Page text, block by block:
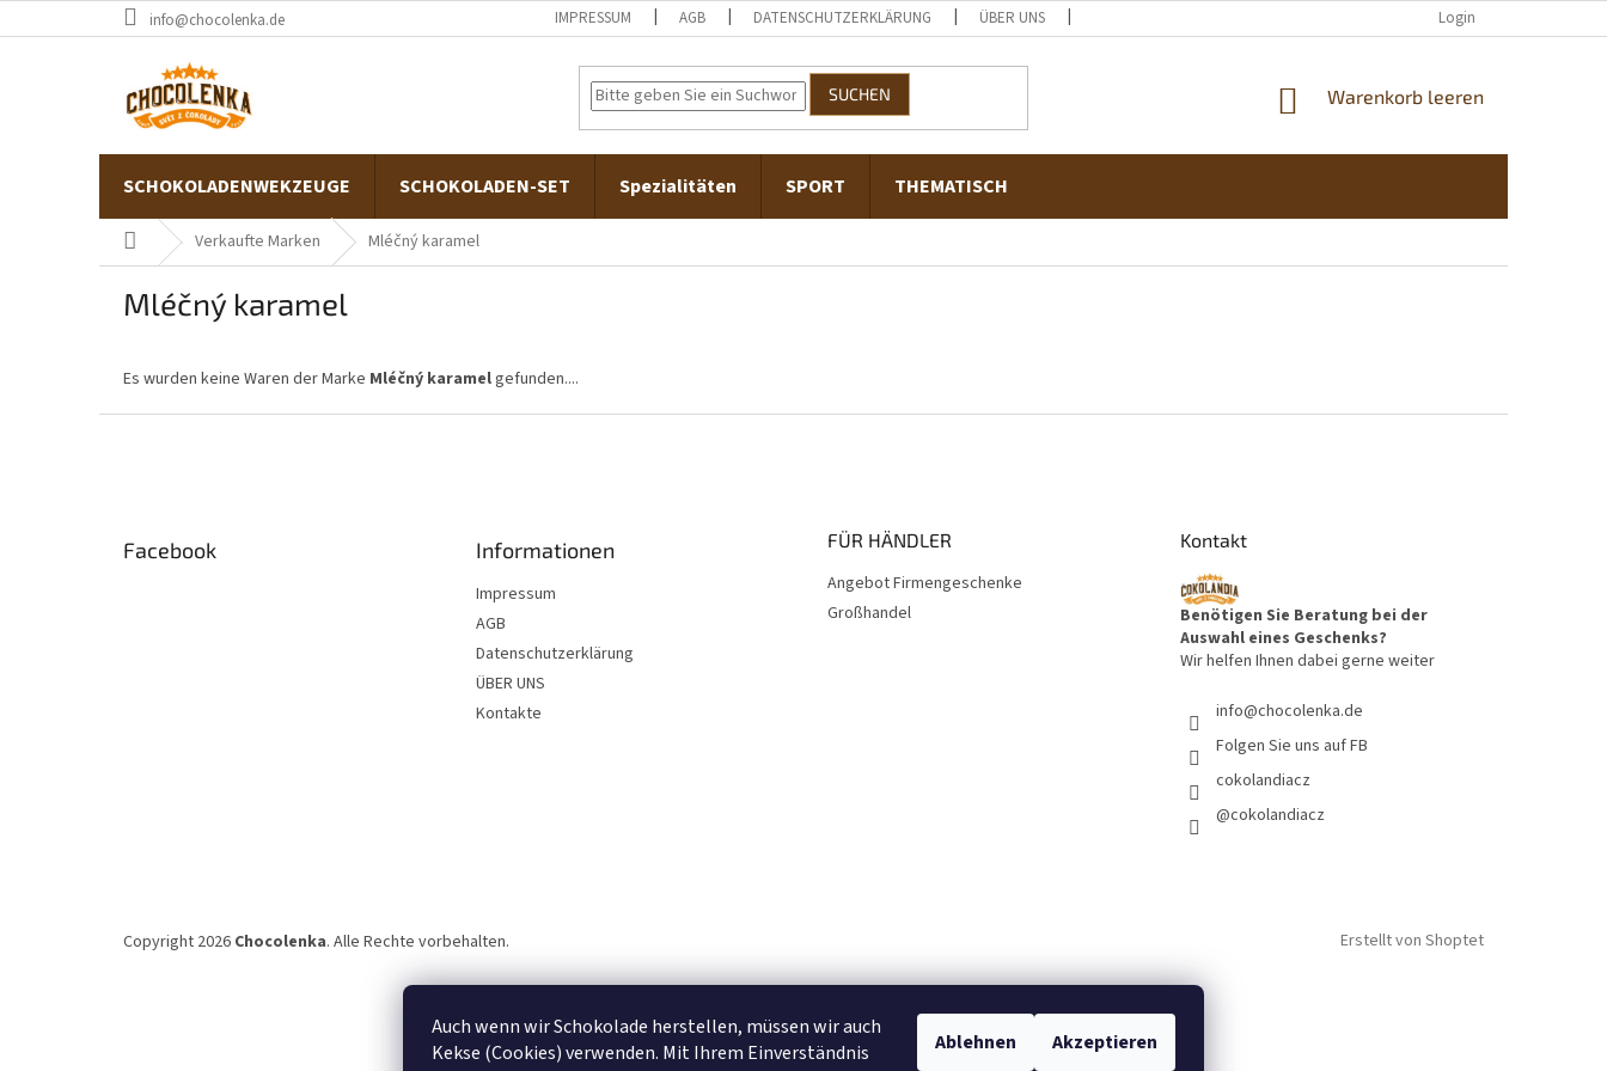
Auch wenn wir Schokolade herstellen, müssen wir auch
Kekse (Cookies) verwenden. Mit Ihrem Einverständnis
Ablehnen Akzeptieren
Inhalt
info@chocolenka.de IMPRESSUM AGB DATENSCHUTZERKLÄRUNG ÜBER UNS Login
SUCHEN WARENKORB
Warenkorb leeren
SCHOKOLADENWEKZEUGE SCHOKOLADEN-SET Spezialitäten SPORT THEMATISCH
StartseiteVerkaufte Marken Mléčný karamel
Mléčný karamel
Es wurden keine Waren der Marke Mléčný karamelgefunden....
Facebook Informationen
Impressum
AGB
Datenschutzerklärung
ÜBER UNS
Kontakte
FÜR HÄNDLER
Angebot Firmengeschenke
Großhandel
Kontakt
Benötigen Sie Beratung bei der
Auswahl eines Geschenks?
Wir helfen Ihnen dabei gerne weiter
info@chocolenka.de
Folgen Sie uns auf FB
cokolandiacz
@cokolandiacz
Erstellt von Shoptet
Copyright 2026 Chocolenka. Alle Rechte vorbehalten.